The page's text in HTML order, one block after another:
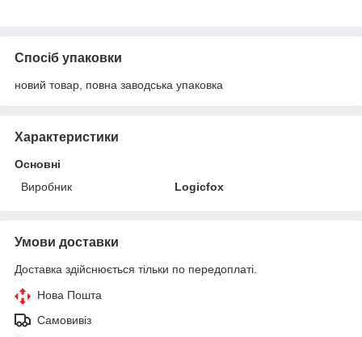
Спосіб упаковки
новий товар, повна заводська упаковка
Характеристики
Основні
Виробник
Logicfox
Умови доставки
Доставка здійснюється тільки по передоплаті.
Нова Пошта
Самовивіз